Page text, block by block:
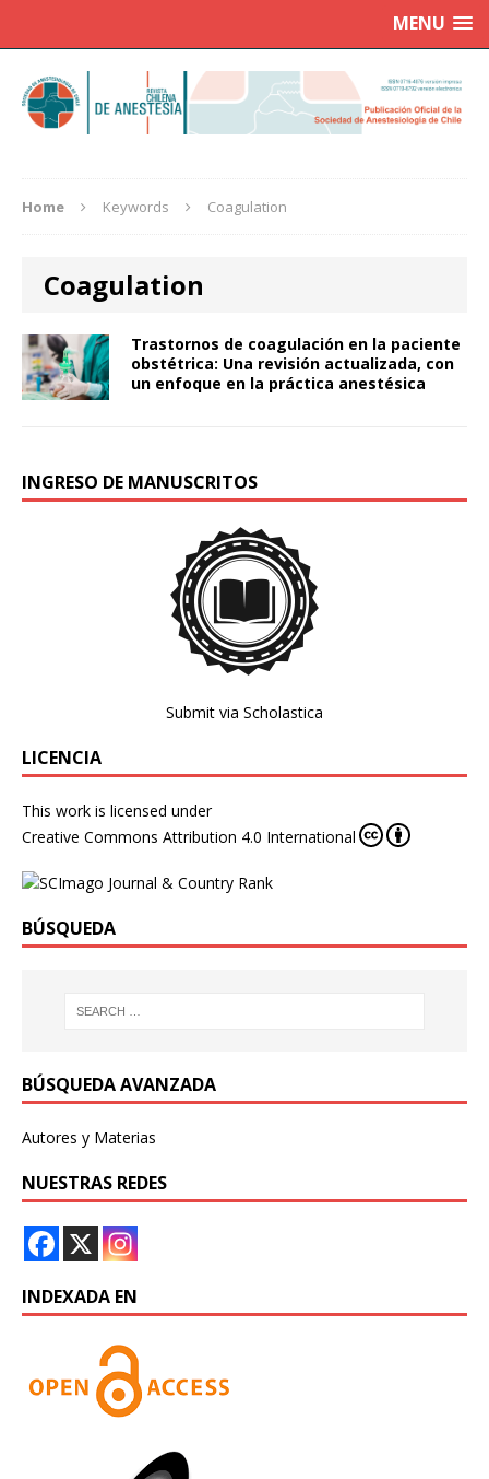
MENU
Home Keywords Coagulation
Coagulation
Trastornos de coagulación en la paciente
obstétrica: Una revisión actualizada, con
un enfoque en la práctica anestésica
INGRESO DE MANUSCRITOS
Submit via Scholastica
LICENCIA
This work is licensed under
Creative Commons Attribution 4.0 International
BÚSQUEDA
BÚSQUEDA AVANZADA
Autores y Materias
NUESTRAS REDES
INDEXADA EN